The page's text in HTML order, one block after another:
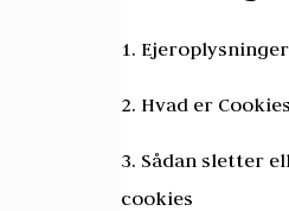
1. Ejeroplysninger
2. Hvad er
3. Sådan sletter
cookies